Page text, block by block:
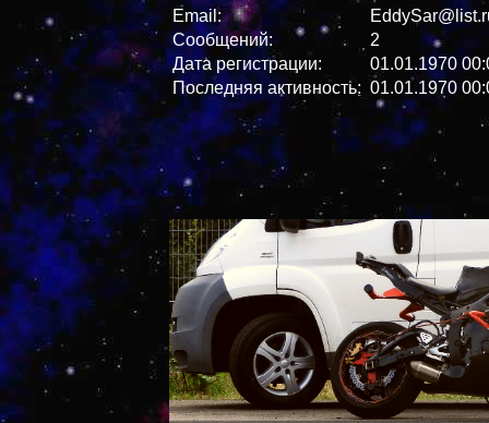
Email:
Сообщений:
2
Дата регистрации:
01.01.1970
Последняя активность: 01.01.1970